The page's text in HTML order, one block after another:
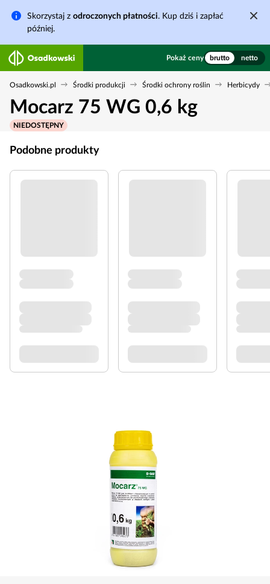
Skorzystaj z odroczonych płatności. Kup dziś i zapłać
później.
Pokaż ceny brutto netto
Osadkowski.pl Środki produkcji Środki ochrony roślin Herbicydy
Mocarz 75 WG 0,6 kg
NIEDOSTĘPNY
Podobne produkty